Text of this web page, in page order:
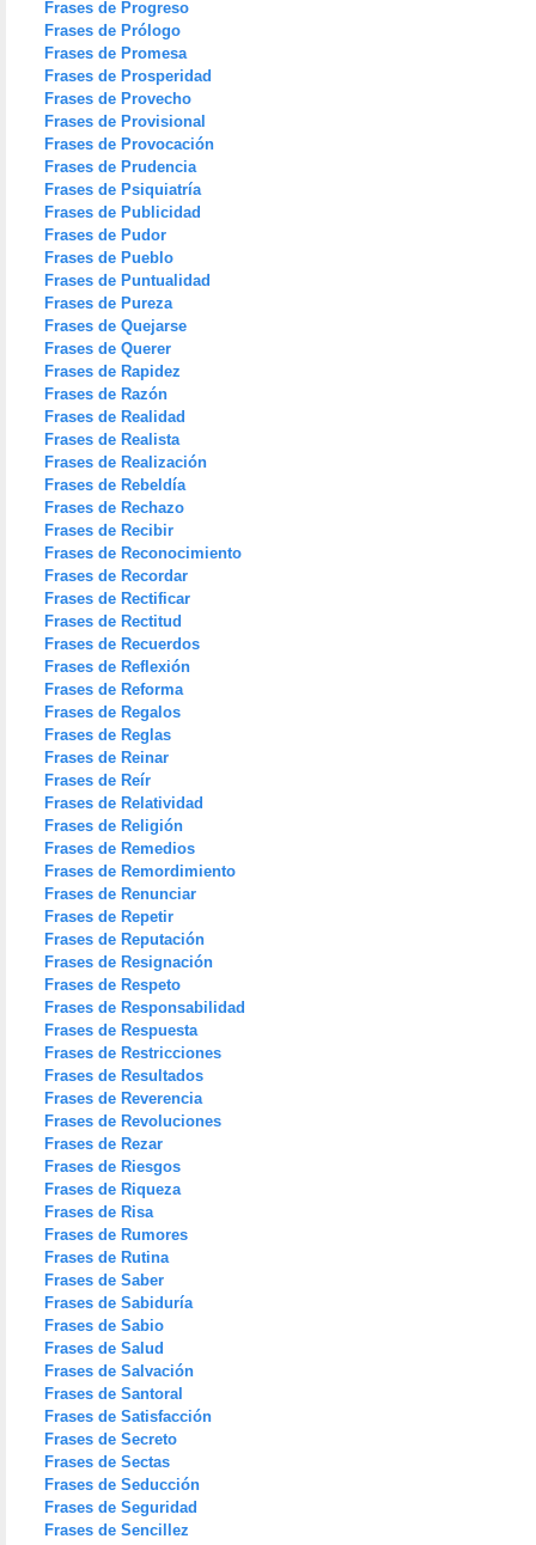
Frases de Progreso
Frases de Prólogo
Frases de Promesa
Frases de Prosperidad
Frases de Provecho
Frases de Provisional
Frases de Provocación
Frases de Prudencia
Frases de Psiquiatría
Frases de Publicidad
Frases de Pudor
Frases de Pueblo
Frases de Puntualidad
Frases de Pureza
Frases de Quejarse
Frases de Querer
Frases de Rapidez
Frases de Razón
Frases de Realidad
Frases de Realista
Frases de Realización
Frases de Rebeldía
Frases de Rechazo
Frases de Recibir
Frases de Reconocimiento
Frases de Recordar
Frases de Rectificar
Frases de Rectitud
Frases de Recuerdos
Frases de Reflexión
Frases de Reforma
Frases de Regalos
Frases de Reglas
Frases de Reinar
Frases de Reír
Frases de Relatividad
Frases de Religión
Frases de Remedios
Frases de Remordimiento
Frases de Renunciar
Frases de Repetir
Frases de Reputación
Frases de Resignación
Frases de Respeto
Frases de Responsabilidad
Frases de Respuesta
Frases de Restricciones
Frases de Resultados
Frases de Reverencia
Frases de Revoluciones
Frases de Rezar
Frases de Riesgos
Frases de Riqueza
Frases de Risa
Frases de Rumores
Frases de Rutina
Frases de Saber
Frases de Sabiduría
Frases de Sabio
Frases de Salud
Frases de Salvación
Frases de Santoral
Frases de Satisfacción
Frases de Secreto
Frases de Sectas
Frases de Seducción
Frases de Seguridad
Frases de Sencillez